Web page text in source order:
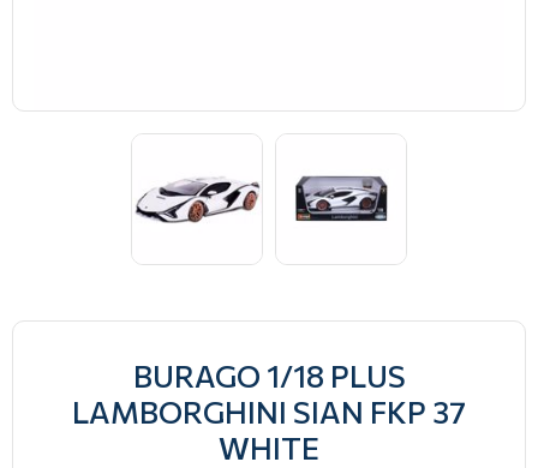
BURAGO 1/18 PLUS
LAMBORGHINI SIAN FKP 37
WHITE